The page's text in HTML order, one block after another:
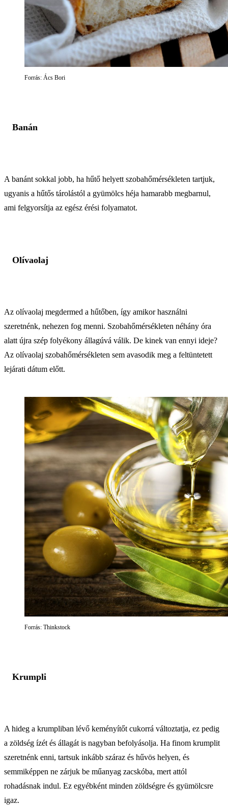
Forrás: Ács Bori
Banán
A banánt sokkal jobb, ha hűtő helyett szobahőmérsékleten tartjuk,
ugyanis a hűtős tárolástól a gyümölcs héja hamarabb megbarnul,
ami felgyorsítja az egész érési folyamatot.
Olívaolaj
Az olívaolaj megdermed a hűtőben, így amikor használni
szeretnénk, nehezen fog menni. Szobahőmérsékleten néhány óra
alatt újra szép folyékony állagúvá válik. De kinek van ennyi ideje?
Az olívaolaj szobahőmérsékleten sem avasodik meg a feltüntetett
lejárati dátum előtt.
Forrás: Thinkstock
Krumpli
A hideg a krumpliban lévő keményítőt cukorrá változtatja, ez pedig
a zöldség ízét és állagát is nagyban befolyásolja. Ha finom krumplit
szeretnénk enni, tartsuk inkább száraz és hűvös helyen, és
semmiképpen ne zárjuk be műanyag zacskóba, mert attól
rohadásnak indul. Ez egyébként minden zöldségre és gyümölcsre
igaz.